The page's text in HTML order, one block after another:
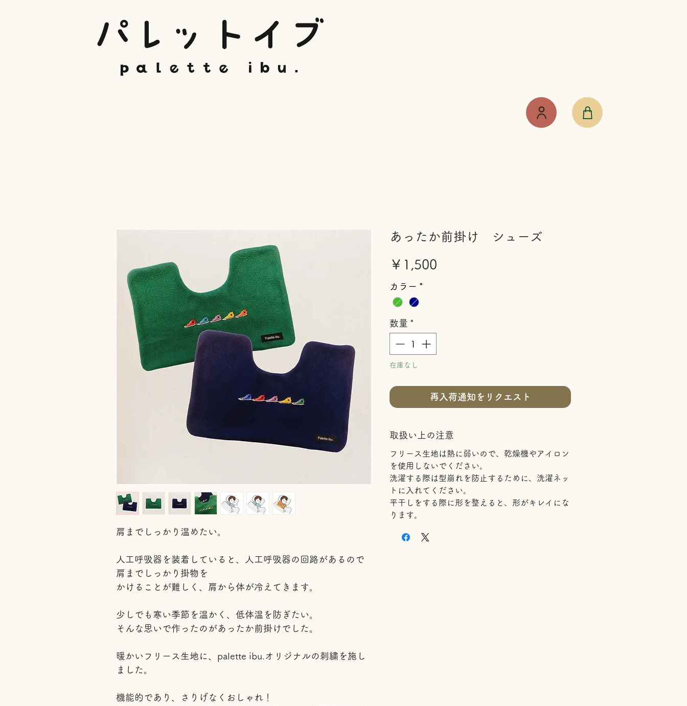
肩までしっかり温めたい。
人工呼吸器を装着していると、人工呼吸器の回路があるので
肩までしっかり掛物を
かけることが難しく、肩から体が冷えてきます。
少しでも寒い季節を温かく、低体温を防ぎたい。
そんな思いで作ったのがあったか前掛けでした。
暖かいフリース生地に、palette ibu.オリジナルの刺繍を施し
ました。
機能的であり、さりげなくおしゃれ！
あったか前掛け シューズ
￥1,500
カラー *
数量 *
在庫なし
再入荷通知をリクエスト
取扱い上の注意
フリース生地は熱に弱いので、乾燥機やアイロン
を使用しないでください。
洗濯する際は型崩れを防止するために、洗濯ネッ
トに入れてください。
平干しをする際に形を整えると、形がキレイにな
ります。